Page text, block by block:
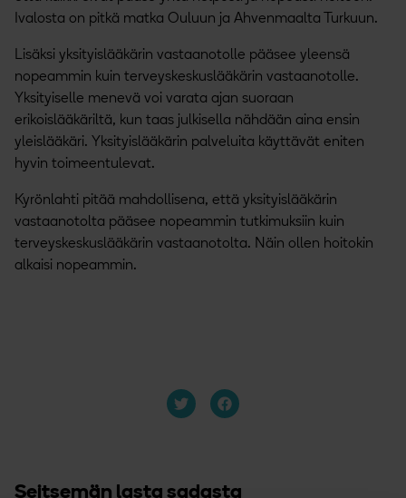
Ivalosta on pitkä matka Ouluun ja Ahvenmaalta Turkuun.
Lisäksi yksityislääkärin vastaanotolle pääsee yleensä
nopeammin kuin terveyskeskuslääkärin vastaanotolle.
Yksityiselle menevä voi varata ajan suoraan
erikoislääkäriltä, kun taas julkisella nähdään aina ensin
yleislääkäri. Yksityislääkärin palveluita käyttävät eniten
hyvin toimeentulevat.
Kyrönlahti pitää mahdollisena, että yksityislääkärin
vastaanotolta pääsee nopeammin tutkimuksiin kuin
terveyskeskuslääkärin vastaanotolta. Näin ollen hoitokin
alkaisi nopeammin.
Seitsemän lasta sadasta